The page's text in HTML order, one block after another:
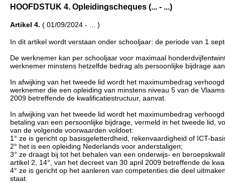
HOOFDSTUK 4. Opleidingscheques (... - ...)
Artikel 4. ( 01/09/2024 - ... )
In dit artikel wordt verstaan onder schooljaar: de periode van 1
De werknemer kan per schooljaar voor maximaal
werknemer minstens hetzelfde bedrag als persoonlijke bijdrage
In afwijking van het tweede lid wordt het maximumbedrag
werknemer die een opleiding van minstens niveau 5 van de
2009 betreffende de kwalificatiestructuur, aanvat.
In afwijking van het tweede lid wordt het maximumbedrag
betaling van een persoonlijke bijdrage, vermeld in het tweede lid,
van de volgende voorwaarden voldoet:
1° ze is gericht op basisgeletterdheid, rekenvaardigheid of ICT-
2° het is een opleiding Nederlands voor anderstaligen;
3° ze draagt bij tot het behalen van een onderwijs- en
artikel 2, 14°, van het decreet van 30 april 2009 betreffende de
4° ze is gericht op het aanleren van competenties die deel
staat.